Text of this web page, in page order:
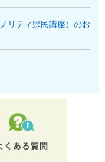
リティ県民講座）のお